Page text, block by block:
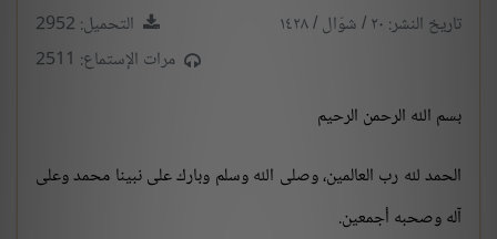
تاريخ النشر: ٢٠ / شوّال / ١٤٢٨
التحميل: 2952
مرات الإستماع: 2511
بسم الله الرحمن الرحيم
الحمد لله رب العالمين، وصلى الله وسلم وبارك على نبينا محمد وعلى
آله وصحبه أجمعين.